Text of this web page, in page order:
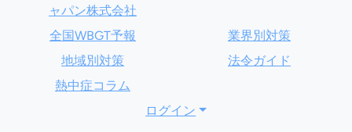
ャパン株式会社
全国WBGT予報
業界別対策
地域別対策
法令ガイド
熱中症コラム
ログイン